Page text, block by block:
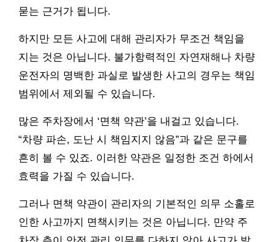
묻는 근거가 됩니다.
하지만 모든 사고에 대해 관리자가 무조건 책임을
지는 것은 아닙니다. 불가항력적인 자연재해나 차량
운전자의 명백한 과실로 발생한 사고의 경우는 책임
범위에서 제외될 수 있습니다.
많은 주차장에서 ‘면책 약관’을 내걸고 있습니다.
“차량 파손, 도난 시 책임지지 않음”과 같은 문구를
흔히 볼 수 있죠. 이러한 약관은 일정한 조건 하에서
효력을 가질 수 있습니다.
그러나 면책 약관이 관리자의 기본적인 의무 소홀로
인한 사고까지 면책시키는 것은 아닙니다. 만약 주